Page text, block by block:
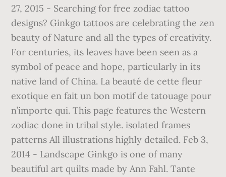
27, 2015 - Searching for free zodiac tattoo
designs? Ginkgo tattoos are celebrating the zen
beauty of Nature and all the types of creativity.
For centuries, its leaves have been seen as a
symbol of peace and hope, particularly in its
native land of China. La beauté de cette fleur
exotique en fait un bon motif de tatouage pour
n’importe qui. This page features the Western
zodiac done in tribal style. isolated frames
patterns All illustrations highly detailed. Feb 3,
2014 - Landscape Ginkgo is one of many
beautiful art quilts made by Ann Fahl. Tante